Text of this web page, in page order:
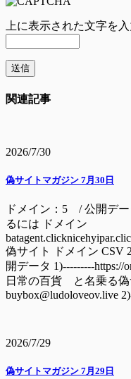
上に表示された文字を
関連記事
2026/7/30
偽サイトマガジン 7月30日
ドメイン：5 / 公開デ
るには ドメイン
偽サイト ドメイン CSV
開データ 1)---------https://
日常の百貨 と名乗る
buybox@ludoloveov.live
2026/7/29
偽サイトマガジン 7月29日